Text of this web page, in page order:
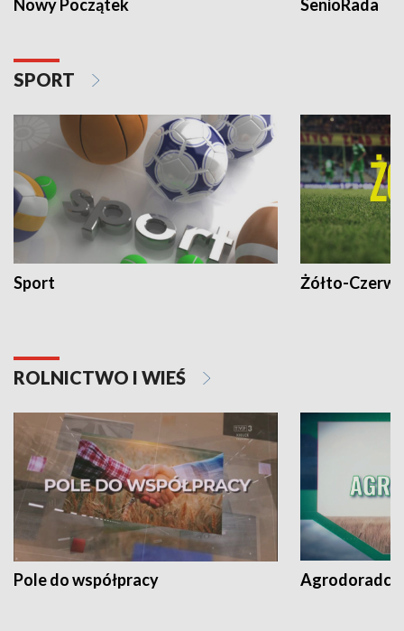
Nowy Początek SenioRada
SPORT
Sport Żółto-
ROLNICTWO I WIEŚ
Pole do współpracy Agrodoradcy